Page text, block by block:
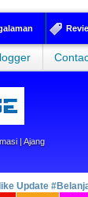
| Ajang
Update